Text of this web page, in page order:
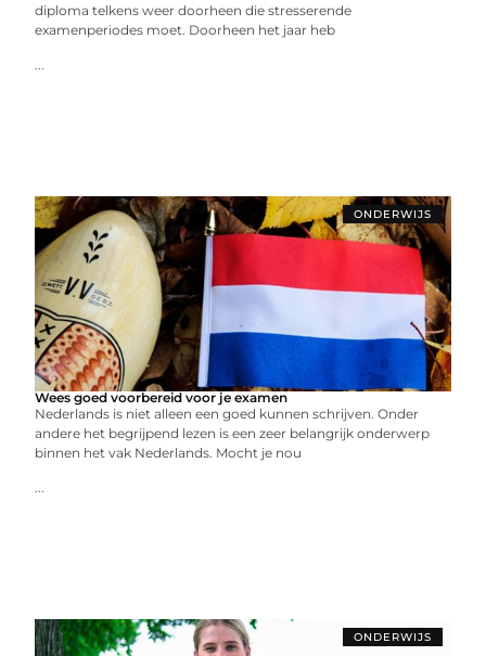
diploma telkens weer doorheen die stresserende
examenperiodes moet. Doorheen het jaar heb
...
ONDERWIJS
Wees goed voorbereid voor je examen
Nederlands is niet alleen een goed kunnen schrijven. Onder
andere het begrijpend lezen is een zeer belangrijk onderwerp
binnen het vak Nederlands. Mocht je nou
...
ONDERWIJS